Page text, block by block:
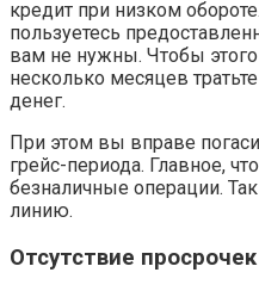
кредит при низком
пользуетесь
вам не нужны. Чтобы
несколько месяцев
денег.
При этом вы вправе
грейс-периода. Главное,
безналичные операции.
линию.
Отсутствие просрочек